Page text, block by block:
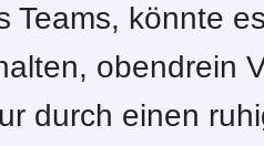
Teams, könnte
obendrein
durch einen